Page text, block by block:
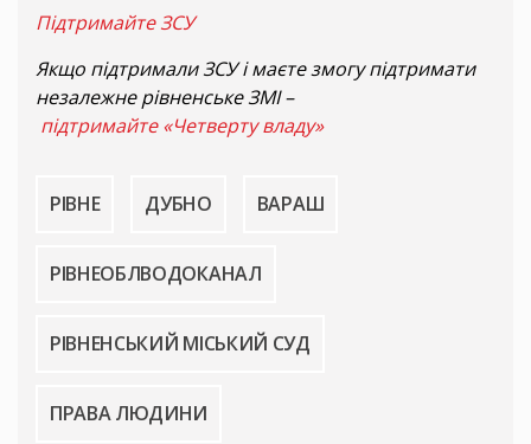
Підтримайте ЗСУ
Якщо підтримали ЗСУ і маєте змогу підтримати
незалежне рівненське ЗМІ –
підтримайте «Четверту владу»
РІВНЕ ДУБНО ВАРАШ
РІВНЕОБЛВОДОКАНАЛ
РІВНЕНСЬКИЙ МІСЬКИЙ СУД
ПРАВА ЛЮДИНИ